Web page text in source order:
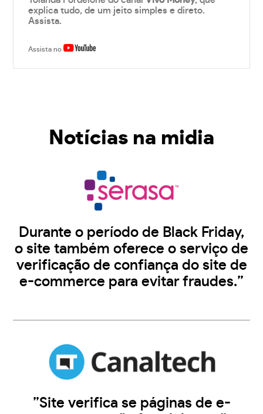
explica tudo, de um jeito simples e direto.
Assista.
Assista no
Notícias na midia
Durante o período de Black Friday,
o site também oferece o serviço de
verificação de confiança do site de
e-commerce para evitar fraudes.”
”Site verifica se páginas de e-